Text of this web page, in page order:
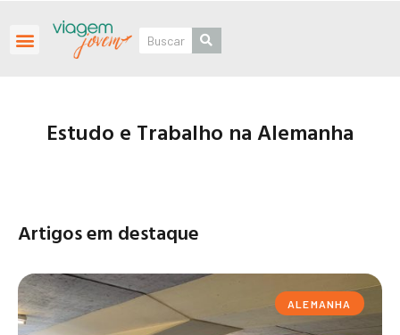
Estudo e Trabalho na Alemanha
Artigos em destaque
ALEMANHA